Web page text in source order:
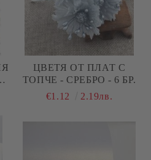
ЦВЕТЯ ОТ ПЛАТ С
ТОПЧЕ - СРЕБРО - 6 БР.
€1.12
2.19лв.